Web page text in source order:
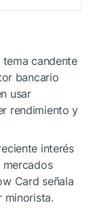
candente
bancario
usar
rendimiento y
interés
Card señala
minorista.